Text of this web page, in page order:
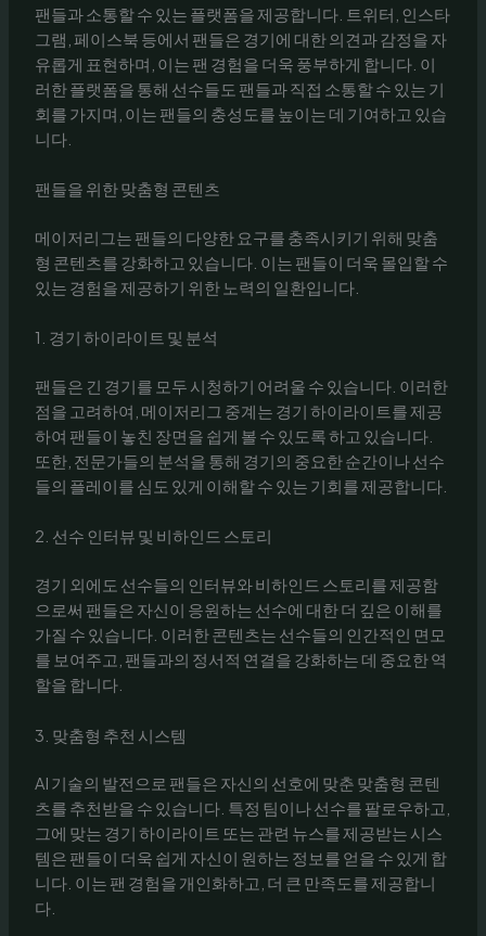
팬들과 소통할 수 있는 플랫폼을 제공합니다. 트위터, 인스타
그램, 페이스북 등에서 팬들은 경기에 대한 의견과 감정을 자
유롭게 표현하며, 이는 팬 경험을 더욱 풍부하게 합니다. 이
러한 플랫폼을 통해 선수들도 팬들과 직접 소통할 수 있는 기
회를 가지며, 이는 팬들의 충성도를 높이는 데 기여하고 있습
니다.
팬들을 위한 맞춤형 콘텐츠
메이저리그는 팬들의 다양한 요구를 충족시키기 위해 맞춤
형 콘텐츠를 강화하고 있습니다. 이는 팬들이 더욱 몰입할 수
있는 경험을 제공하기 위한 노력의 일환입니다.
1. 경기 하이라이트 및 분석
팬들은 긴 경기를 모두 시청하기 어려울 수 있습니다. 이러한
점을 고려하여, 메이저리그 중계는 경기 하이라이트를 제공
하여 팬들이 놓친 장면을 쉽게 볼 수 있도록 하고 있습니다.
또한, 전문가들의 분석을 통해 경기의 중요한 순간이나 선수
들의 플레이를 심도 있게 이해할 수 있는 기회를 제공합니다.
2. 선수 인터뷰 및 비하인드 스토리
경기 외에도 선수들의 인터뷰와 비하인드 스토리를 제공함
으로써 팬들은 자신이 응원하는 선수에 대한 더 깊은 이해를
가질 수 있습니다. 이러한 콘텐츠는 선수들의 인간적인 면모
를 보여주고, 팬들과의 정서적 연결을 강화하는 데 중요한 역
할을 합니다.
3. 맞춤형 추천 시스템
AI 기술의 발전으로 팬들은 자신의 선호에 맞춘 맞춤형 콘텐
츠를 추천받을 수 있습니다. 특정 팀이나 선수를 팔로우하고,
그에 맞는 경기 하이라이트 또는 관련 뉴스를 제공받는 시스
템은 팬들이 더욱 쉽게 자신이 원하는 정보를 얻을 수 있게 합
니다. 이는 팬 경험을 개인화하고, 더 큰 만족도를 제공합니
다.